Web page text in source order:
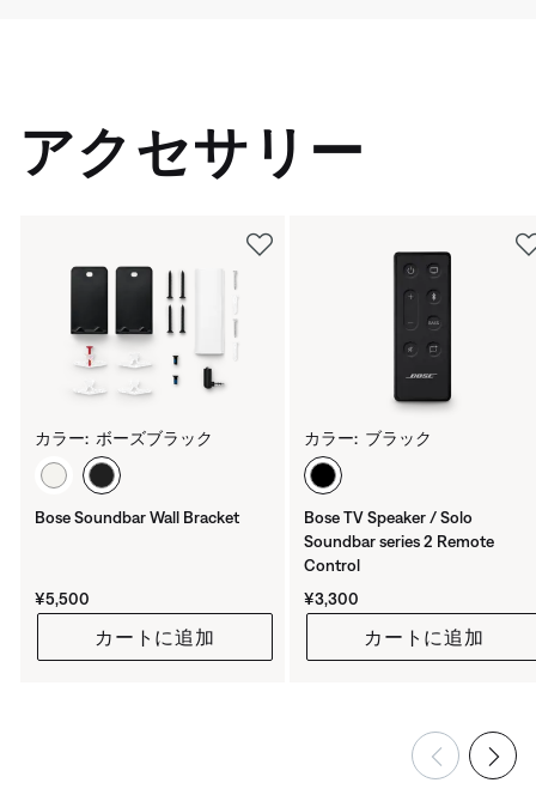
アクセサリー
カラー: ボーズブラック
カラーの選択
Bose Soundbar Wall Bracket
価格:
¥5,500
カートに追加
カラー: ブラック
カラーの選択
Bose TV Speaker / Solo
Soundbar series 2 Remote
Control
価格:
¥3,300
カートに追加